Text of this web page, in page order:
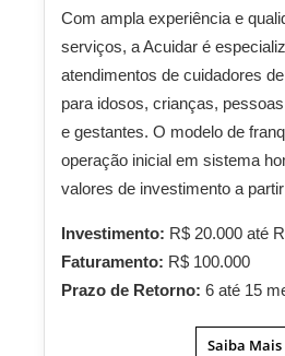
Com ampla experiência e
serviços, a Acuidar é
atendimentos de cuidadores
para idosos, crianças,
e gestantes. O modelo de
operação inicial em sistema
valores de investimento a
Investimento: R$ 20.000 até
Faturamento: R$ 100.000
Prazo de Retorno: 6 até 15
Saiba Mais